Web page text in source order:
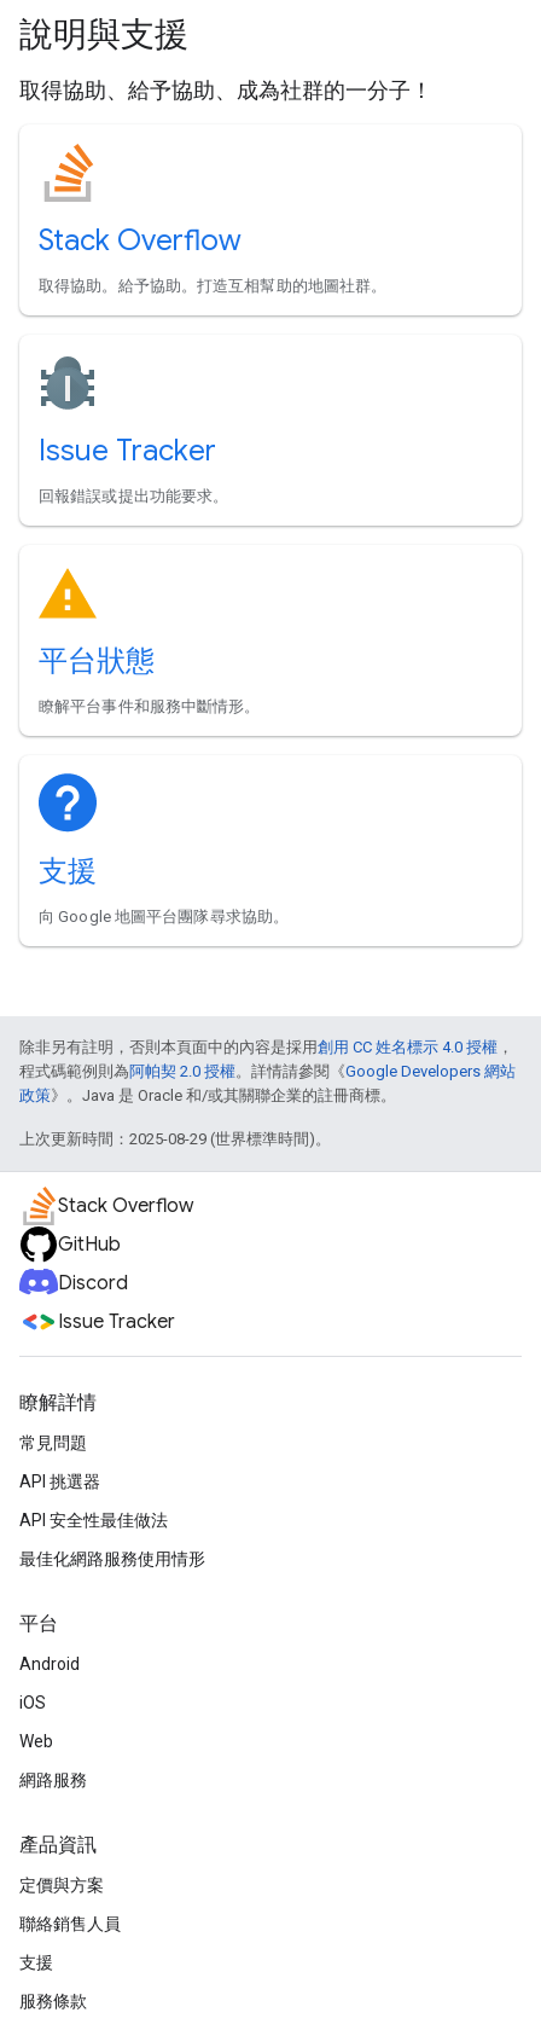
說明與支援
取得協助、給予協助、成為社群的一分子！
Stack Overflow
取得協助。給予協助。打造互相幫助的地圖社群。
Issue Tracker
回報錯誤或提出功能要求。
平台狀態
瞭解平台事件和服務中斷情形。
支援
向 Google 地圖平台團隊尋求協助。
除非另有註明，否則本頁面中的內容是採用創用 CC 姓名標示 4.0 授權 ，
程式碼範例則為阿帕契 2.0 授權。詳情請參閱《Google Developers 網站
政策》。Java 是 Oracle 和/或其關聯企業的註冊商標。
上次更新時間：2025-08-29 (世界標準時間)。
Stack Overflow
GitHub
Discord
Issue Tracker
瞭解詳情
常見問題
API 挑選器
API 安全性最佳做法
最佳化網路服務使用情形
平台
Android
iOS
Web
網路服務
產品資訊
定價與方案
聯絡銷售人員
支援
服務條款